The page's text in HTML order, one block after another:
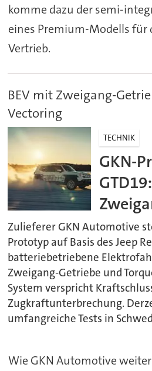
komme dazu der semi-
eines Premium-Modells für
Vertrieb.
BEV mit Zweigang-
Vectoring
TECHNIK
GKN-
Zulieferer GKN Automotive
Prototyp auf Basis des Jeep
batteriebetriebene
Zweigang-Getriebe und
System verspricht
Zugkraftunterbrechung.
umfangreiche Tests in
Wie GKN Automotive